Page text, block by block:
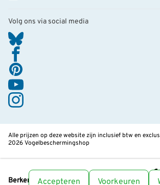
Accepteren Voorkeuren
Berkenblok nestkast halfopen
Volg ons via social media
Alle prijzen op deze website zijn inclusief btw en
2026 Vogelbeschermingshop